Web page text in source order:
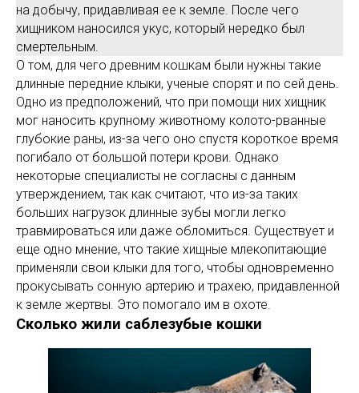
на добычу, придавливая ее к земле. После чего
хищником наносился укус, который нередко был
смертельным.
О том, для чего древним кошкам были нужны такие
длинные передние клыки, ученые спорят и по сей день.
Одно из предположений, что при помощи них хищник
мог наносить крупному животному колото-рванные
глубокие раны, из-за чего оно спустя короткое время
погибало от большой потери крови. Однако
некоторые специалисты не согласны с данным
утверждением, так как считают, что из-за таких
больших нагрузок длинные зубы могли легко
травмироваться или даже обломиться. Существует и
еще одно мнение, что такие хищные млекопитающие
применяли свои клыки для того, чтобы одновременно
прокусывать сонную артерию и трахею, придавленной
к земле жертвы. Это помогало им в охоте.
Сколько жили саблезубые кошки